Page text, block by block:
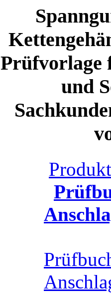
Prüfvorlage
und